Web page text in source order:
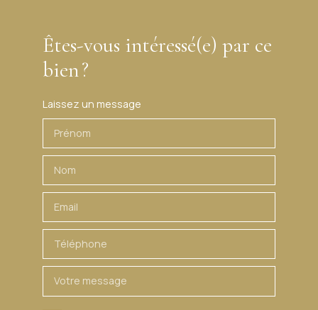
Êtes-vous intéressé(e) par ce
bien ?
Laissez un message
Prénom
Nom
Email
Téléphone
Votre message